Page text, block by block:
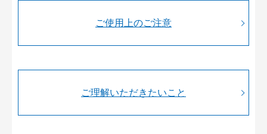
ご使用上のご注意
ご理解いただきたいこと